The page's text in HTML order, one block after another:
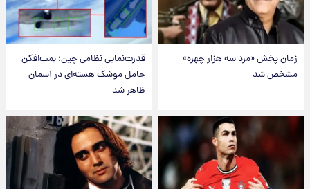
زمان پخش «مرد سه هزار چهره»
مشخص شد
قدرت‌نمایی نظامی چین؛ بمب‌افکن
حامل موشک هسته‌ای در آسمان
ظاهر شد